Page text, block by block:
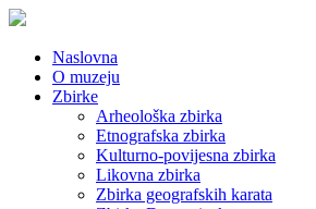
Naslovna
O muzeju
Zbirke
Arheološka zbirka
Etnografska zbirka
Kulturno-povijesna zbirka
Likovna zbirka
Zbirka geografskih karata